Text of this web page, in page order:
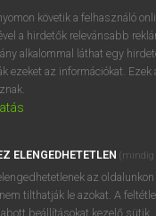
követik a felhasználó
a hirdetők relevánsabb
alkalommal láthat egy
ezeket az információkat.
ELENGEDHETETLEN (mindig
az
tilthatják le azokat. A
beállításokat kezelő sütik.